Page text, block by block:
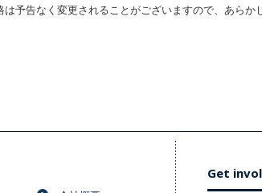
予告なく変更されることがございますので、あらか
Get